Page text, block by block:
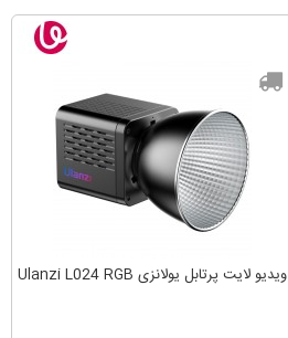
ویدیو لایت پرتابل یولانزی Ulanzi L024 RGB